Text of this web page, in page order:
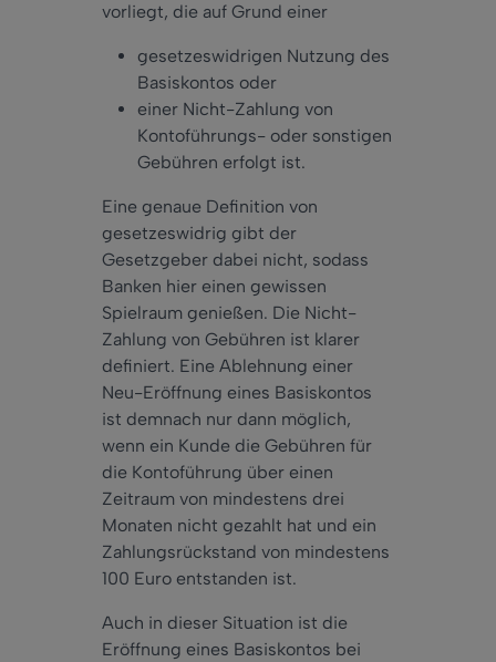
vorliegt, die auf Grund einer
gesetzeswidrigen Nutzung des
Basiskontos oder
einer Nicht-Zahlung von
Kontoführungs- oder sonstigen
Gebühren erfolgt ist.
Eine genaue Definition von
gesetzeswidrig gibt der
Gesetzgeber dabei nicht, sodass
Banken hier einen gewissen
Spielraum genießen. Die Nicht-
Zahlung von Gebühren ist klarer
definiert. Eine Ablehnung einer
Neu-Eröffnung eines Basiskontos
ist demnach nur dann möglich,
wenn ein Kunde die Gebühren für
die Kontoführung über einen
Zeitraum von mindestens drei
Monaten nicht gezahlt hat und ein
Zahlungsrückstand von mindestens
100 Euro entstanden ist.
Auch in dieser Situation ist die
Eröffnung eines Basiskontos bei